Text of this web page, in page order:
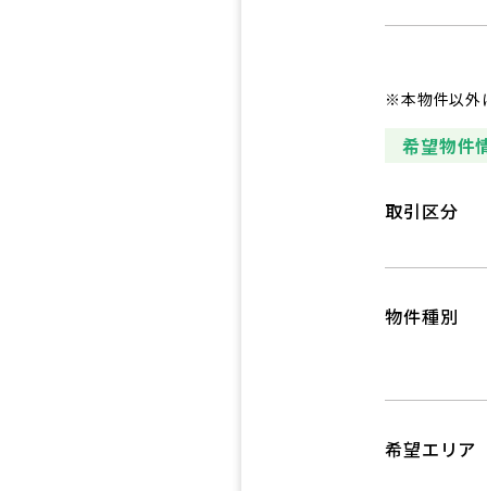
※本物件以外
希望物件
取引区分
物件種別
希望エリア